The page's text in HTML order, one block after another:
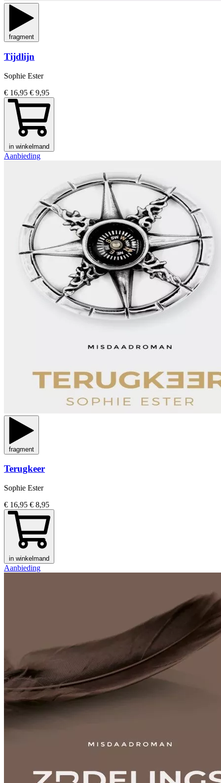
fragment
Tijdlijn
Sophie Ester
€ 16,95 € 9,95
in winkelmand
Aanbieding
fragment
Terugkeer
Sophie Ester
€ 16,95 € 8,95
in winkelmand
Aanbieding